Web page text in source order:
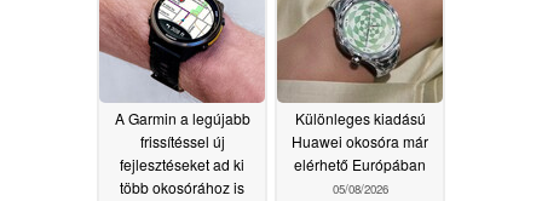
javulásával05/12/2026
iparágban elsőként
alkalmazott
cellatechnológia a
tippek szerint05/12/2026
A Garmin a legújabb
frissítéssel új
fejlesztéseket ad ki
több okosórához is
Különleges kiadású
Huawei okosóra már
elérhető Európában
05/08/2026